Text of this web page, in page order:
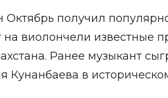
получил
на виолончели известные
Ранее музыкант
Кунанбаева в